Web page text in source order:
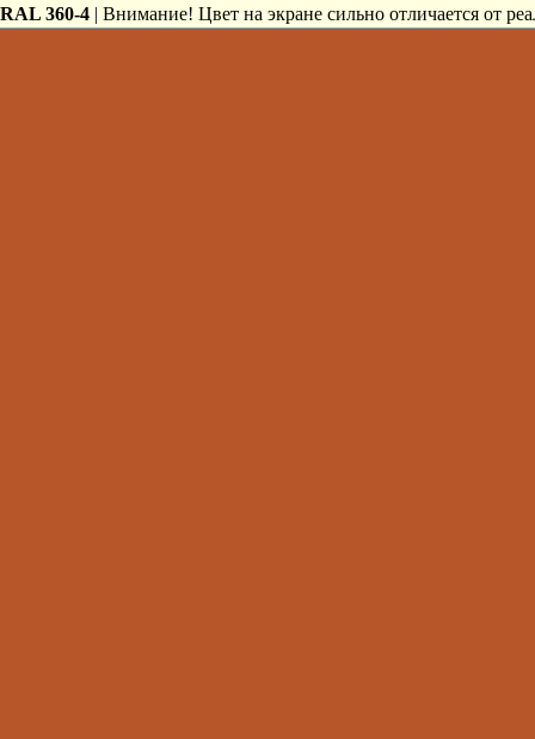
RAL 360-4 | Внимание! Цвет на экране сильно отличается от